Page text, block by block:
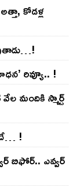
కోడ‌ళ్ల
రివ్యూ.. !
మందికి స్మార్ట్
!
బిఫోర్‌.. ఎవ్వ‌ర్